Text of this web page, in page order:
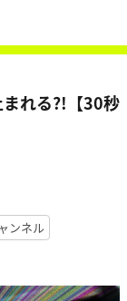
れる?!【30秒
ンネル